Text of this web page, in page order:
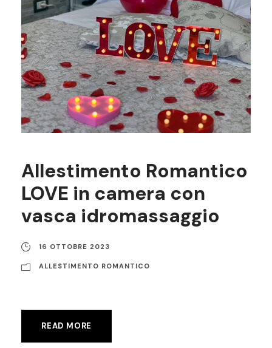
Allestimento Romantico
LOVE in camera con
vasca idromassaggio
16 OTTOBRE 2023
ALLESTIMENTO ROMANTICO
READ MORE